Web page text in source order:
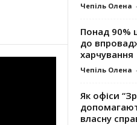
Чепіль Олена -
Понад 90%
до
харчування
Чепіль Олена -
Як офіси
власну